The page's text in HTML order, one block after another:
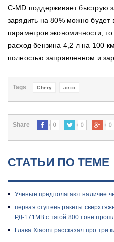
C-MD поддерживает быструю
зарядить на 80% можно будет
параметров экономичности,
расход бензина 4,2 л на 100
полностью заправленном и
Tags Chery авто
Share 0 0 0
СТАТЬИ ПО ТЕМЕ
Учёные предполагают наличие
первая ступень ракеты
РД-171МВ с тягой 800 тонн
Глава Xiaomi рассказал про три